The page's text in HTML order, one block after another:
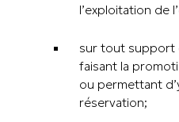
l’exploitation de
sur tout support
faisant la
ou permettant
réservation;